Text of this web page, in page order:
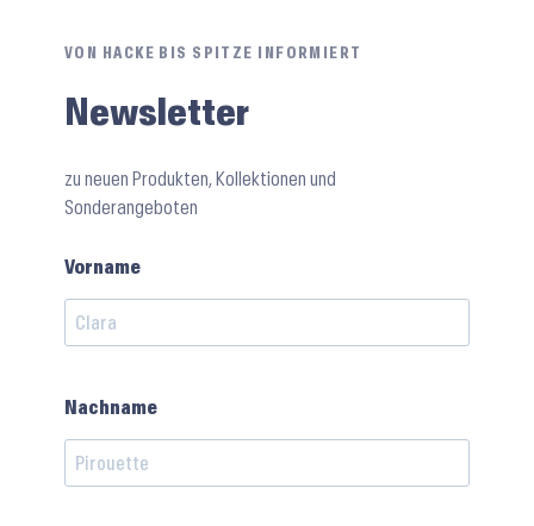
VON HACKE BIS SPITZE INFORMIERT
Newsletter
zu neuen Produkten, Kollektionen und
Sonderangeboten
Vorname
Nachname